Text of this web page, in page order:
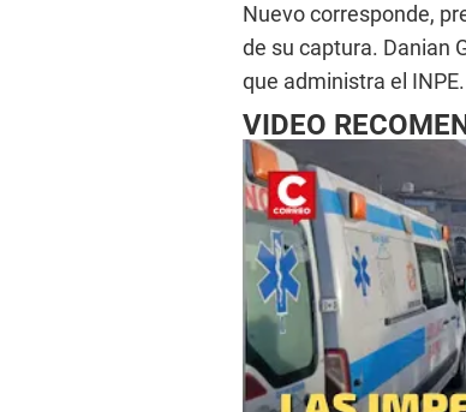
Nuevo corresponde,
de su captura. Danian
que administra el INPE.
VIDEO